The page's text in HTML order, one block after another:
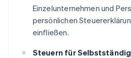
Einzelunternehmen und
persönlichen
einfließen.
Steuern für